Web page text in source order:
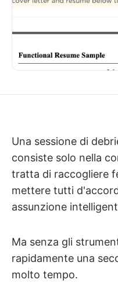
Una sessione di
consiste solo nella
tratta di raccogliere
mettere tutti
assunzione
Ma senza gli
rapidamente una
molto tempo.